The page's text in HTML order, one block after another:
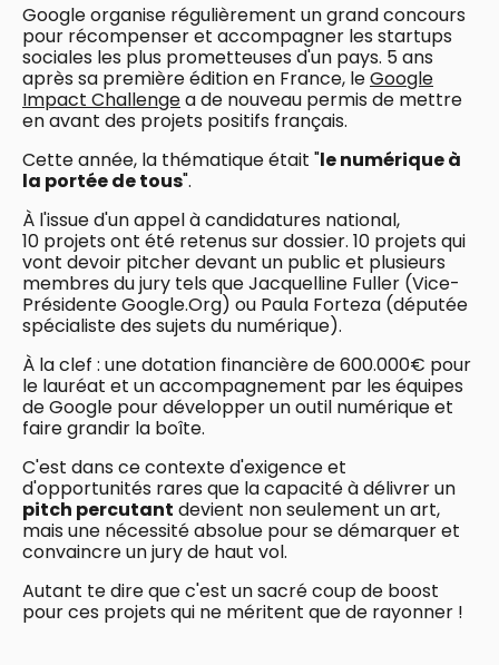
Google organise régulièrement un grand concours
pour récompenser et accompagner les startups
sociales les plus prometteuses d'un pays. 5 ans
après sa première édition en France, leGoogle
Impact Challengea de nouveau permis de mettre
en avant des projets positifs français.
Cette année, la thématique était "le numérique à
la portée de tous".
À l'issue d'un appel à candidatures national,
10 projets ont été retenus sur dossier. 10 projets qui
vont devoir pitcher devant un public et plusieurs
membres du jury tels que Jacquelline Fuller (Vice-
Présidente Google.Org) ou Paula Forteza (députée
spécialiste des sujets du numérique).
À la clef : une dotation financière de 600.000€ pour
le lauréat et un accompagnement par les équipes
de Google pour développer un outil numérique et
faire grandir la boîte.
C'est dans ce contexte d'exigence et
d'opportunités rares que la capacité à délivrer un
pitch percutant devient non seulement un art,
mais une nécessité absolue pour se démarquer et
convaincre un jury de haut vol.
Autant te dire que c'est un sacré coup de boost
pour ces projets qui ne méritent que de rayonner !